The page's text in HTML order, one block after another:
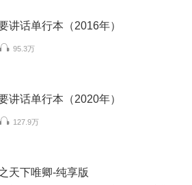
讲话单行本（2016年）
95.3万
讲话单行本（2020年）
127.9万
天下唯卿-纯享版